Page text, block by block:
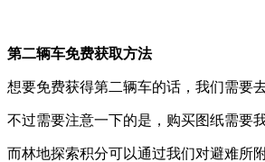
第二辆车免费获取方法
想要免费获得第二辆车的话，我们需要
不过需要注意一下的是，购买图纸需要
而林地探索积分可以通过我们对避难所